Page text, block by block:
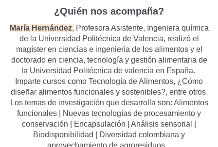
¿Quién nos acompaña?
María Hernández, Profesora Asistente, Ingeniera química
de la Universidad Politécnica de Valencia, realizó el
magíster en ciencias e ingeniería de los alimentos y el
doctorado en ciencia, tecnología y gestión alimentaria de
la Universidad Politécnica de valencia en España.
Imparte cursos como Tecnología de Alimentos, ¿Cómo
diseñar alimentos funcionales y sostenibles?, entre otros.
Los temas de investigación que desarrolla son: Alimentos
funcionales | Nuevas tecnologías de procesamiento y
conservación | Encapsulación | Análisis sensorial |
Biodisponibilidad | Diversidad colombiana y
aprovechamiento de agroresiduos.